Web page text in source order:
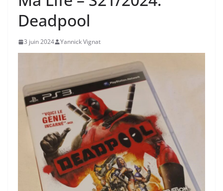
Deadpool
3 juin 2024 Yannick Vignat